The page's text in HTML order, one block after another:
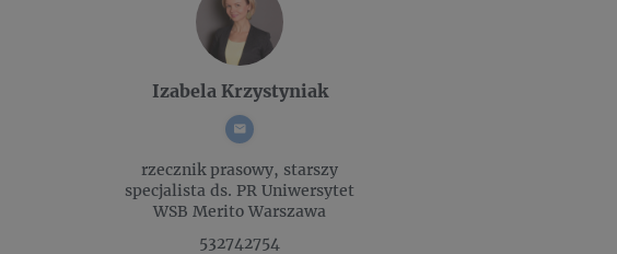
Izabela Krzystyniak
rzecznik prasowy, starszy
specjalista ds. PR Uniwersytet
WSB Merito Warszawa
532742754